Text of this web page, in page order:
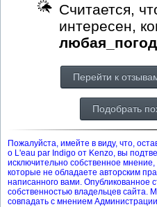
Считается,
интересен,
Перейти к
Подобрать
Пожалуйста, имейте в виду, что,
о L'eau par Indigo от Kenzo, вы
исключительно собственное
которые не обладаете авторским
написанного вами. Опубликованное
собственностью владельцев сайта.
совпадать с мнением Администрации